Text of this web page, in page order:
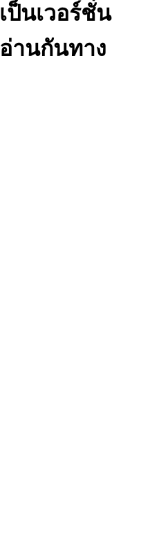
ป็นเวอร์ชั่น
านกันทาง